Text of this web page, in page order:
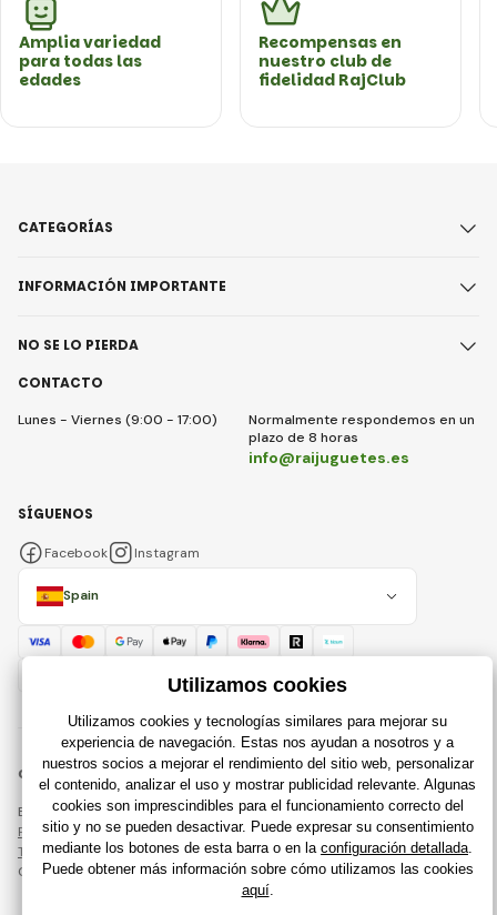
Amplia variedad
para todas las
edades
Recompensas en
nuestro club de
fidelidad RajClub
CONTACTO
Lunes - Viernes (9:00 - 17:00)
Normalmente respondemos en un
plazo de 8 horas
info@raijuguetes.es
CATEGORÍAS
INFORMACIÓN IMPORTANTE
NO SE LO PIERDA
Spain
SÍGUENOS
Facebook Instagram
© 2018 - 2026 Raijuguetes.es, Todos los derechos reservados
Esta página está protegida por reCAPTCHA y se aplican
Política de privacidadcompañías de Google y su
Términos y condiciones.
Creación de tiendas en línea eficientes desde RIESENIA